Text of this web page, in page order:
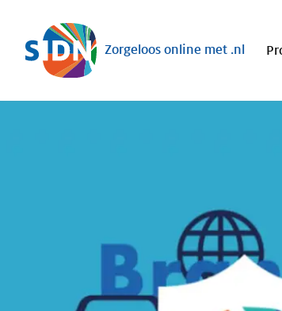
Sla navigatie over
Zorgeloos online met .nl